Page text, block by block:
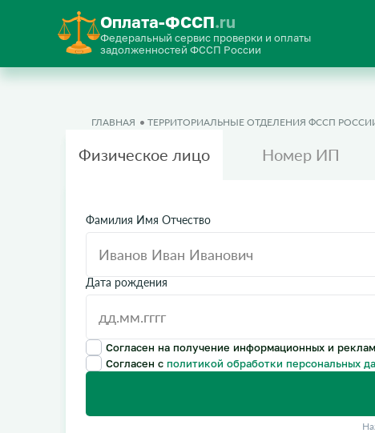
Оплата-ФССП.ru
Федеральный сервис проверки и оплаты
задолженностей ФССП России
ГЛАВНАЯ ТЕРРИТОРИАЛЬНЫЕ ОТДЕЛЕНИЯ ФССП
Физическое лицо Номер ИП
Фамилия Имя Отчество
Дата рождения
Согласен на получение информационных и
Согласен с политикой обработки персональных